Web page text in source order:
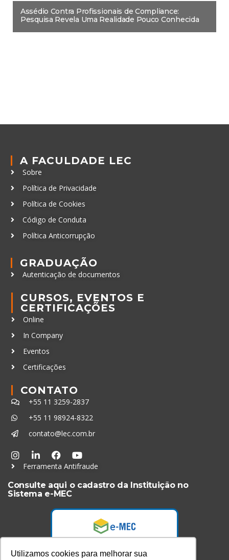
Utilizamos cookies para melhorar sua
Assédio Contra Profissionais de Compliance:
Pesquisa Revela Uma Realidade Pouco Conhecida
A FACULDADE LEC
Sobre
Política de Privacidade
Política de Cookies
Código de Conduta
Política Anticorrupção
GRADUAÇÃO
Autenticação de documentos
CURSOS, EVENTOS E
CERTIFICAÇÕES
Online
In Company
Eventos
Certificações
CONTATO
+55 11 3259-2837
+55 11 98924-8322
contato@lec.com.br
Ferramenta Antifraude
Consulte aqui o cadastro da Instituição no
Sistema e-MEC